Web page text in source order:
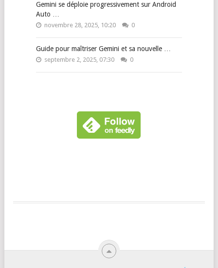
Gemini se déploie progressivement sur Android
Auto …
novembre 28, 2025, 10:20 0
Guide pour maîtriser Gemini et sa nouvelle …
septembre 2, 2025, 07:30 0